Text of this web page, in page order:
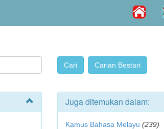
Juga ditemukan dalam:
Kamus Bahasa Melayu (239)